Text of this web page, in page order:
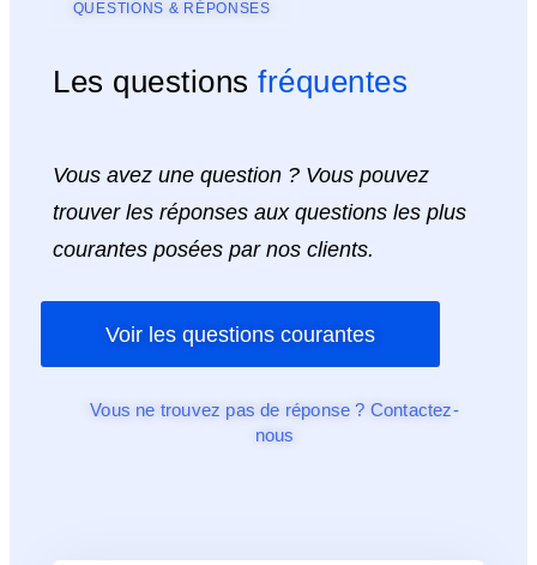
QUESTIONS & RÉPONSES
Les questions fréquentes
Vous avez une question ? Vous pouvez
trouver les réponses aux questions les plus
courantes posées par nos clients.
Voir les questions courantes
Vous ne trouvez pas de réponse ? Contactez-
nous